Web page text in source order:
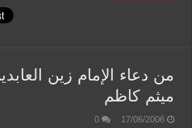
من دعاء الإمام زين
ميثم كاظم
17/06/2006
0